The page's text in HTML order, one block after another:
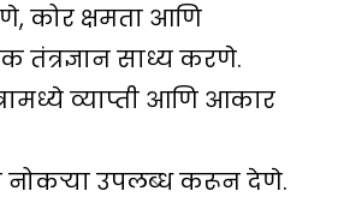
कोर क्षमता आणि
तंत्रज्ञान साध्य करणे.
व्याप्ती आणि आकार
नोकऱ्या उपलब्ध करून देणे.